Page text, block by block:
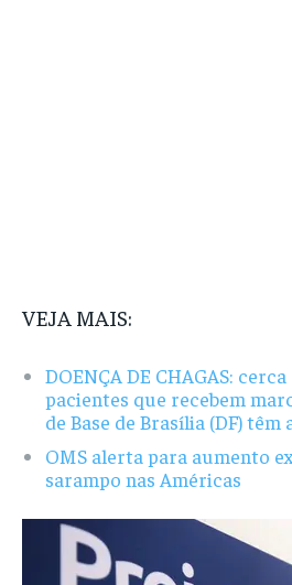
VEJA MAIS:
DOENÇA DE CHAGAS:
pacientes que recebem
de Base de Brasília (DF) têm
OMS alerta para aumento
sarampo nas Américas